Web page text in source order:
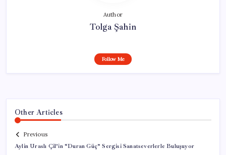
Author
Tolga Şahin
Follow Me
Other Articles
Previous
Aylin Uraslı Çil’in “Duran Güç” Sergisi Sanatseverlerle Buluşuyor